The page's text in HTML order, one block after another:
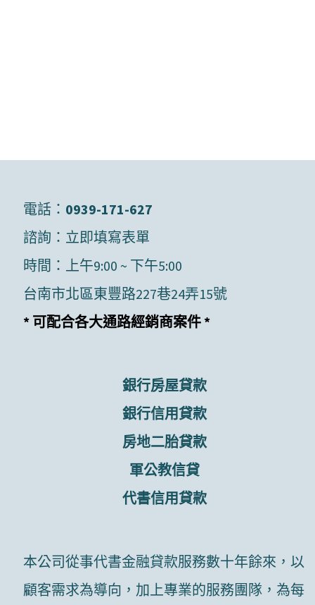
電話： 0939-171-627
諮詢： 立即填寫表單
時間：上午9:00 ~ 下午5:00
台南市北區東豐路227巷24弄15號
* 可配合各大通路經銷商案件 *
銀行房屋貸款
銀行信用貸款
房地二胎貸款
軍公教信貸
代書信用貸款
本公司從事代書金融貸款服務數十年餘來，以
顧客需求為導向，加上專業的服務團隊，為每